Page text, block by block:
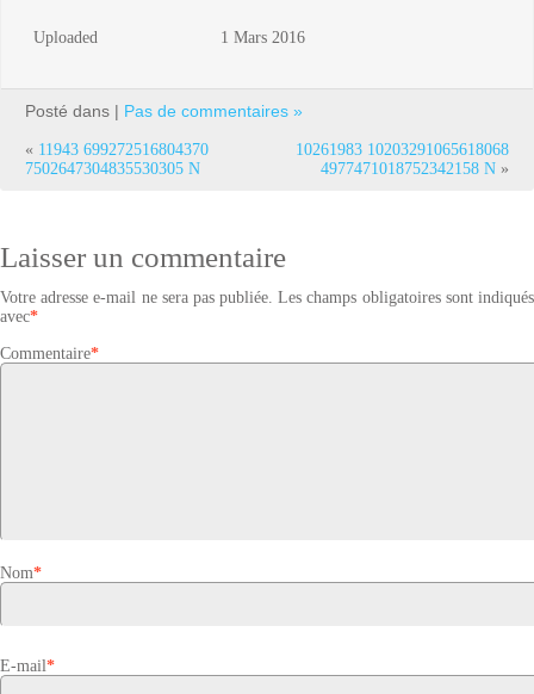
Uploaded 1 Mars 2016
Posté dans | Pas de commentaires »
« 11943 699272516804370
7502647304835530305 N
10261983 10203291065618068
4977471018752342158 N »
Laisser un commentaire
Votre adresse e-mail ne sera pas publiée. Les champs obligatoires sont indiqués
avec*
Commentaire*
Nom*
E-mail*